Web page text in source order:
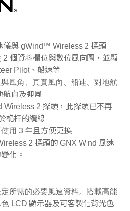
儀與 gWind™ Wireless 2 探頭
2 個資料欄位與數位風向圖，並顯
Pilot、船速等
風角、真實風向、船速、對地航
航向及迎風
Wireless 2 探頭，此探頭已不再
桅杆的纜線
使用 3年且方便更換
2 探頭的 GNX Wind 風速
化。
所需的必要風速資料。搭載高能
色 LCD顯示器及可客製化背光色